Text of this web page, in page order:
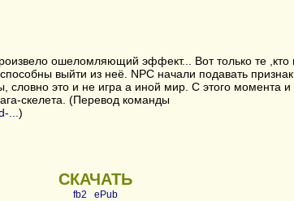
ошеломляющий эффект... Вот только те
выйти из неё. NPC начали подавать
словно это и не игра а иной мир. С этого момента и
скелета. (Перевод команды
... )
СКАЧАТЬ
fb2 ePub